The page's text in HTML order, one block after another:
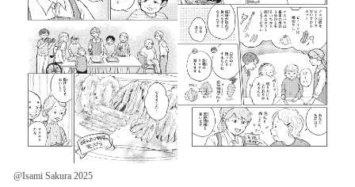
@Isami Sakura 2025